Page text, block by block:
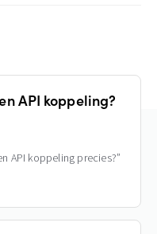
API koppeling?
API koppeling precies?”